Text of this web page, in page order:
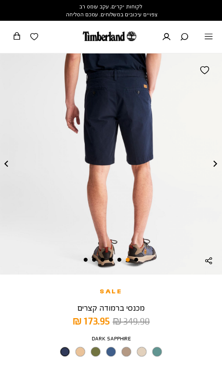
לקוחות יקרים, עקב עומס רב
צפויים עיכובים במשלוחים. עמכם הסליחה
SALE
מכנסי ברמודה קצרים
מחיר
מוצר
173.95 ₪
מחיר
349.90 ₪
צבע
DARK SAPPHIRE